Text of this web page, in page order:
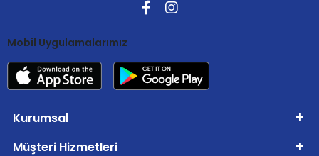
Mobil Uygulamalarımız
Kurumsal
Müşteri Hizmetleri